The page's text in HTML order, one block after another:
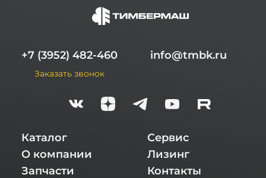
+7 (3952) 482-460
Заказать звонок
info@tmbk.ru
Каталог
О компании
Запчасти
Сервис
Лизинг
Контакты